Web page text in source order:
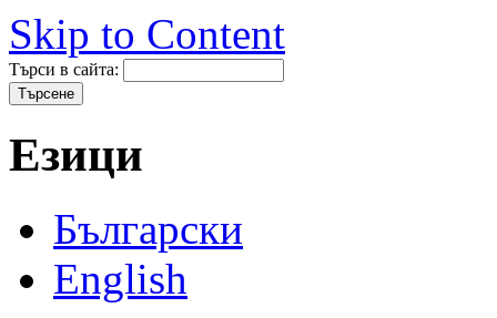
Skip to Content
Търси в сайта:
Езици
Български
English